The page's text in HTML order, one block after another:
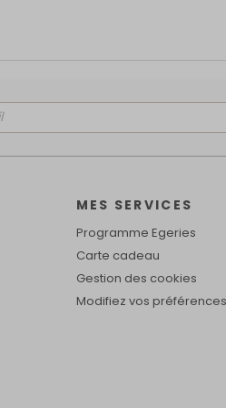
MES SERVICES
Programme Egeries
Carte cadeau
Gestion des cookies
Modifiez vos